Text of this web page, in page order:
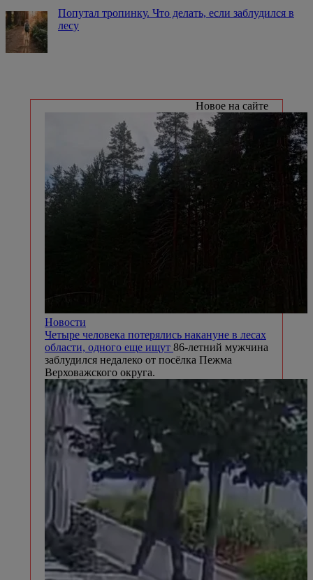
Попутал тропинку. Что делать, если заблудился в
лесу
Новое на сайте
Новости
Четыре человека потерялись накануне в лесах
области, одного еще ищут 86-летний мужчина
заблудился недалеко от посёлка Пежма
Верховажского округа.